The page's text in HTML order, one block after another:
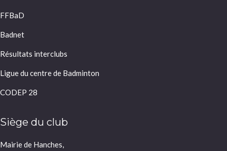
new
window
FFBaD
Badnet
Résultats interclubs
Ligue du centre de Badminton
CODEP 28
Siège du club
Mairie de Hanches,